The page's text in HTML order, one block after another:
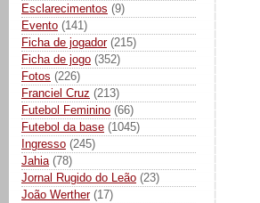
Esclarecimentos (9)
Evento (141)
Ficha de jogador (215)
Ficha de jogo (352)
Fotos (226)
Franciel Cruz (213)
Futebol Feminino (66)
Futebol da base (1045)
Ingresso (245)
Jahia (78)
Jornal Rugido do Leão (23)
João Werther (17)